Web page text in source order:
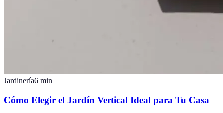
Jardinería6 min
Cómo Elegir el Jardín Vertical Ideal para Tu Casa